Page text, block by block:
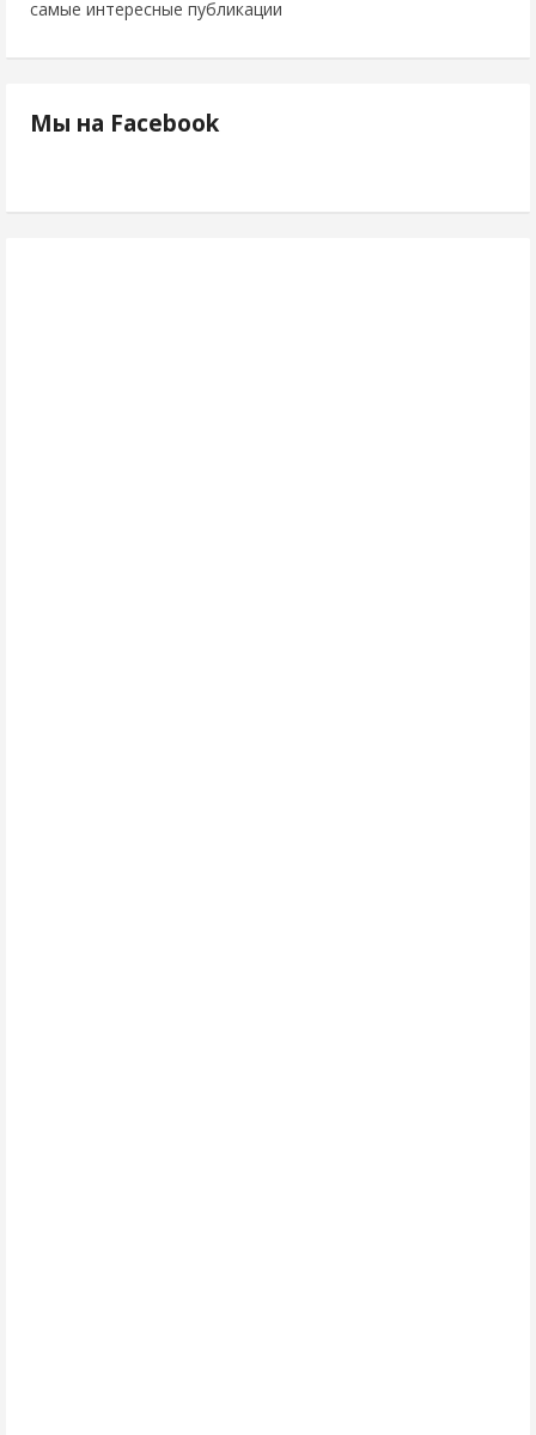
самые интересные публикации
Мы на Facebook